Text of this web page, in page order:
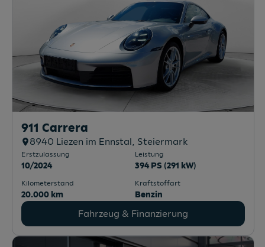
911 Carrera
8940 Liezen im Ennstal, Steiermark
Erstzulassung
10/2024
Leistung
394 PS (291 kW)
Kilometerstand
20.000 km
Kraftstoffart
Benzin
Fahrzeug & Finanzierung